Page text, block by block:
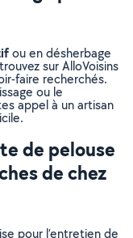
ou en désherbage
sur AlloVoisins
faire recherchés.
ou le
appel à un artisan
de pelouse
de chez
pour l’entretien de